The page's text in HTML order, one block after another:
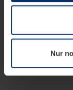
wenn diese für
notwendig sind.
wir Ihre
widerrufen.
Nur